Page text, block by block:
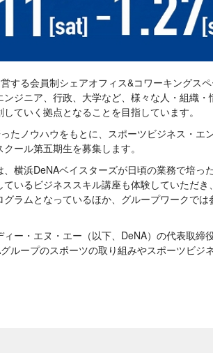
する会員制シェアオフィス&コワーキングス
ジニア、行政、大学など、様々な人・組織
ていく拠点となることを目指しています。
たノウハウをもとに、スポーツビジネス・エ
ール第五期生を募集します。
横浜DeNAベイスターズが日頃の業務で培
いるビジネススキル講座も体験していただ
ラムとなっているほか、グループワークで
ー・エヌ・エー（以下、DeNA）の代表取締
ループのスポーツの取り組みやスポーツビジ